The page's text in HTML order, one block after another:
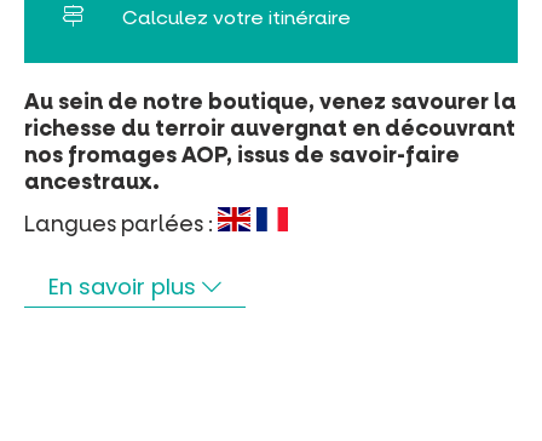
Au sein de notre boutique, venez savourer la
richesse du terroir auvergnat en découvrant
nos fromages AOP, issus de savoir-faire
ancestraux.
Langues parlées :
En savoir plus
Calculez votre itinéraire